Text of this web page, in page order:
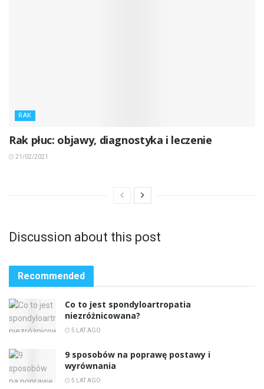
RAK
Rak płuc: objawy, diagnostyka i leczenie
21/02/2021
Discussion about this post
Recommended
Co to jest spondyloartropatia
niezróżnicowana?
5 LAT AGO
9 sposobów na poprawę postawy i
wyrównania
5 LAT AGO